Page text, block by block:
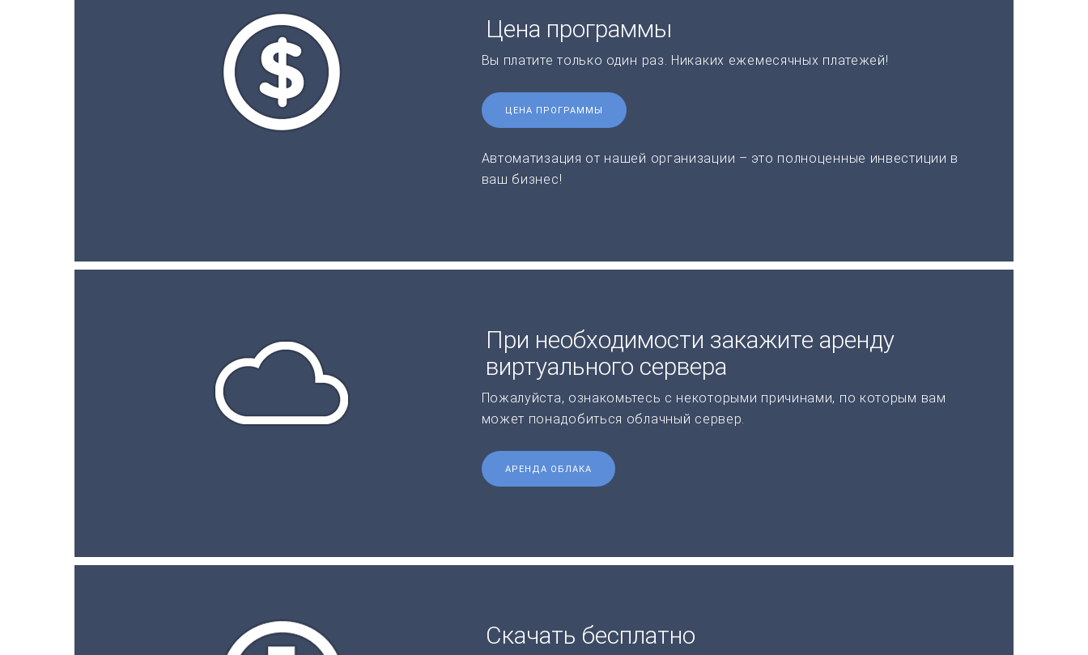
Цена программы
Вы платите только один раз. Никаких ежемесячных платежей!
ЦЕНА ПРОГРАММЫ
Автоматизация от нашей организации – это полноценные инвестиции в
ваш бизнес!
При необходимости закажите аренду
виртуального сервера
Пожалуйста, ознакомьтесь с некоторыми причинами, по которым вам
может понадобиться облачный сервер.
АРЕНДА ОБЛАКА
Скачать бесплатно